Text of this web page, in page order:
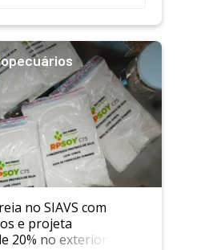
no SIAVS com
e projeta
20% no exterior